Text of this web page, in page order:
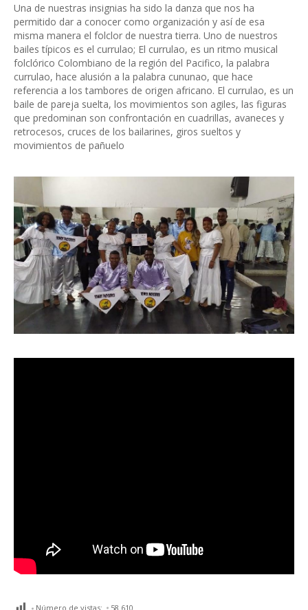
Una de nuestras insignias ha sido la danza que nos ha
permitido dar a conocer como organización y así de esa
misma manera el folclor de nuestra tierra. Uno de nuestros
bailes típicos es el currulao; El currulao, es un ritmo musical
folclórico Colombiano de la región del Pacifico, la palabra
currulao, hace alusión a la palabra cununao, que hace
referencia a los tambores de origen africano. El currulao, es un
baile de pareja suelta, los movimientos son agiles, las figuras
que predominan son confrontación en cuadrillas, avaneces y
retrocesos, cruces de los bailarines, giros sueltos y
movimientos de pañuelo
Número de vistas: 58.610